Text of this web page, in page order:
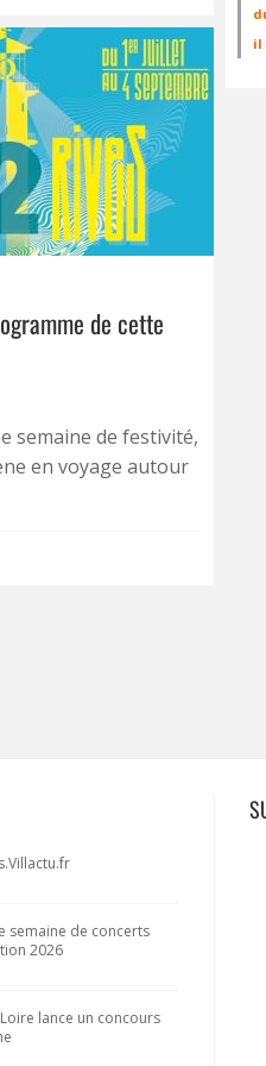
de cette
semaine de festivité,
en voyage autour
il
semaine de concerts
2026
lance un concours